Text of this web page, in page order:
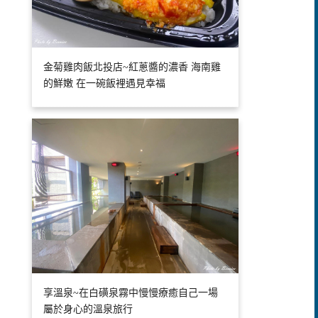
金菊雞肉飯北投店~紅蔥醬的濃香 海南雞
的鮮嫩 在一碗飯裡遇見幸福
享溫泉~在白磺泉霧中慢慢療癒自己一場
屬於身心的溫泉旅行